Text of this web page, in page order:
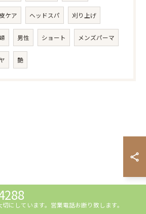
ケア ヘッドスパ 刈り上げ
男性 ショート メンズパーマ
艶
にしています。営業電話お断り致します。